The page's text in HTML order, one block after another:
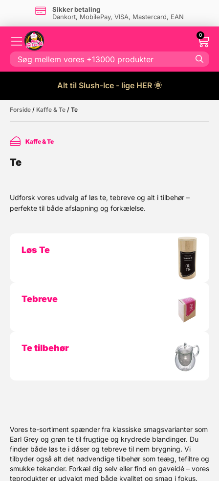
Sikker betaling
Dankort, MobilePay, VISA, Mastercard, EAN
0
Alt til Slush-Ice - lige HER 🌞
Forside / Kaffe & Te / Te
Udforsk vores udvalg af løs te, tebreve og alt i tilbehør –
perfekte til både afslapning og forkælelse.
Kaffe & Te
Te
Løs Te
Tebreve
Te tilbehør
Vores te-sortiment spænder fra klassiske smagsvarianter som
Earl Grey og grøn te til frugtige og krydrede blandinger. Du
finder både løs te i dåser og tebreve til nem brygning. Vi
tilbyder også alt det nødvendige tilbehør som teæg, tefiltre og
smukke tekander. Forkæl dig selv eller find en gaveidé – vores
teprodukter er udvalgt med både kvalitet og smag i fokus.